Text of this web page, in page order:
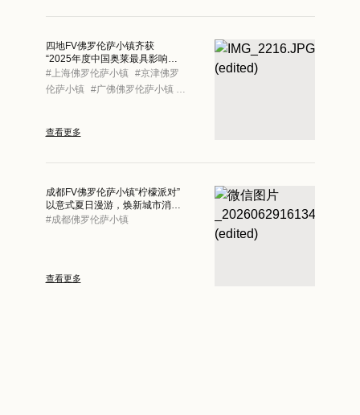
四地FV佛罗伦萨小镇齐获
“2025年度中国奥莱最具影响力
奥莱”
#上海佛罗伦萨小镇 #京津佛罗
伦萨小镇
#广佛佛罗伦萨小镇
#
查看更多
成都FV佛罗伦萨小镇“柠檬派对”
以意式夏日漫游，焕新城市消费
场景
#成都佛罗伦萨小镇
查看更多